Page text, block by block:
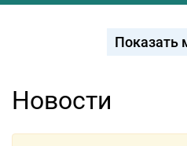
Показать
Новости